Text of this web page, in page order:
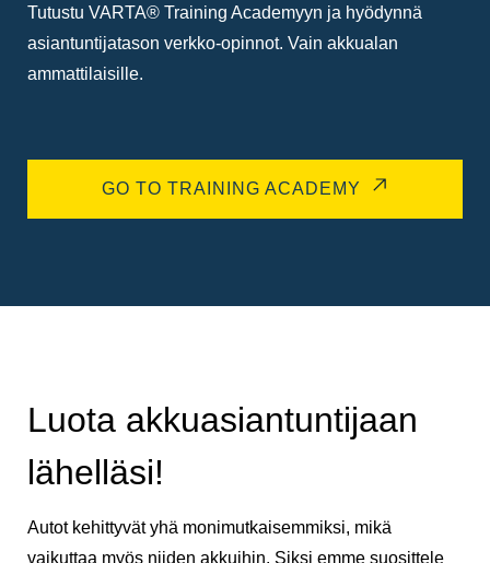
Tutustu VARTA® Training Academyyn ja hyödynnä
asiantuntijatason verkko-opinnot. Vain akkualan
ammattilaisille.
GO TO TRAINING ACADEMY
Luota akkuasiantuntijaan
lähelläsi!
Autot kehittyvät yhä monimutkaisemmiksi, mikä
vaikuttaa myös niiden akkuihin. Siksi emme suosittele